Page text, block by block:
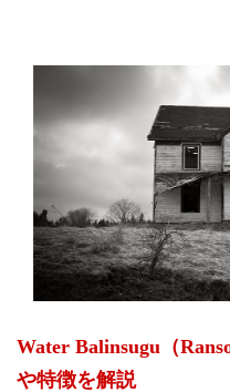
Water Balinsugu（
や特徴を解説